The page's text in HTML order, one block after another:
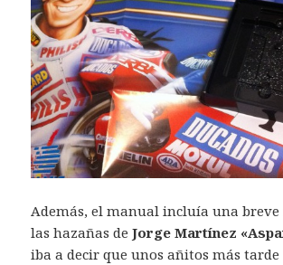
Además, el manual incluía una breve
las hazañas deJorge Martínez
iba a decir que unos añitos más tarde